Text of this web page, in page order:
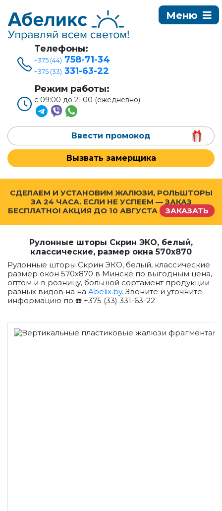
Телефоны:
+375 (44) 758-71-34
+375 (33) 331-63-22
Режим работы:
с 09:00 до 21:00 (ежедневно)
Ввести промокод
Вызвать замерщика
СДЕЛАЕМ И УСТАНОВИМ ЖАЛЮЗИ, РОЛЬШТОРЫ
ЗА 24 ЧАСА. ЕСЛИ НЕ УСПЕЕМ — ЗАКАЗ
БЕСПЛАТНО! АКЦИЯ ДО 10 АВГУСТА ЗАКАЗАТЬ
Рулонные шторы Скрин ЭКО, белый,
классические, размер окна 570x870
Рулонные шторы Скрин ЭКО, белый, классические
размер окон 570x870 в Минске по выгодным цена,
оптом и в розницу, большой сортамент продукции
разных видов на на Abelix.by. Звоните и уточните
информацию по ☎️ +375 (33) 331-63-22